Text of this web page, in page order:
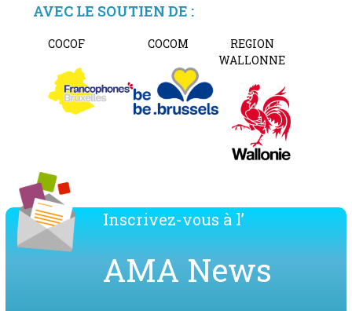
AVEC LE SOUTIEN DE :
COCOF COCOM
REGION
WALLONNE
Inscrivez-vous à l’
AMA News